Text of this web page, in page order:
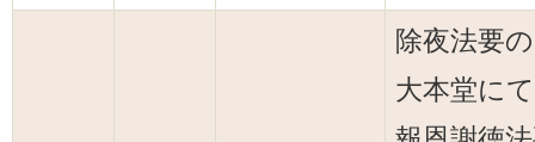
除夜法要
大本堂に